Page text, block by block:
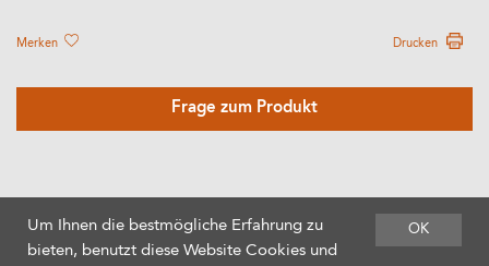
Merken Drucken
Frage zum Produkt
OK
Um Ihnen die bestmögliche Erfahrung zu
bieten, benutzt diese Website Cookies und